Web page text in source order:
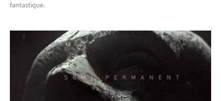
fantastique.